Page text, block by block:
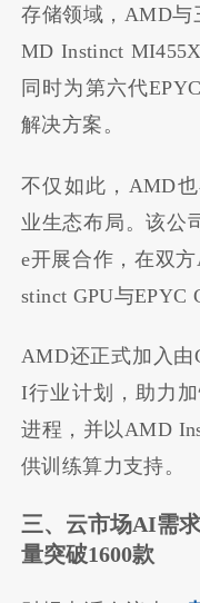
存储领域，AMD与
MD Instinct
同时为第六代
解决方案。
不仅如此，AMD
业生态布局。该公
e开展合作，在双
stinct GPU与EPYC
AMD还正式加入由
I行业计划，助力
进程，并以AMD
供训练算力支持。
三、云市场AI需
量突破1600款